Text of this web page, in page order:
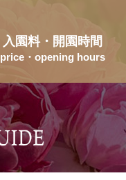
入園料・開園時間
price・opening hours